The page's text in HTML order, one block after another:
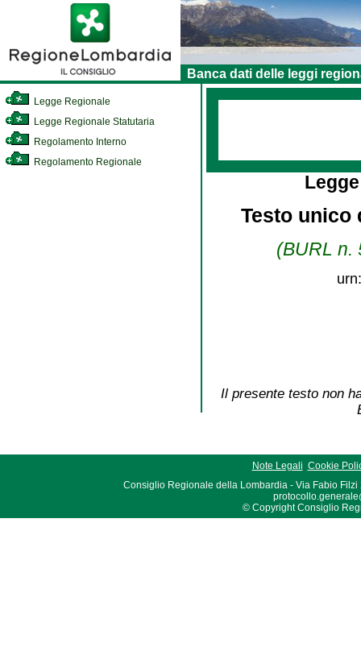
Banca dati delle leggi
Legge Regionale
Legge Regionale Statutaria
Regolamento Interno
Regolamento Regionale
Testo unico
(BURL n.
Il presente testo non
Note Legali Cookie
Consiglio Regionale della Lombardia - Via Fabio Filzi
© Copyright Consiglio